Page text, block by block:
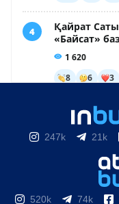
247k 21k
520k 74k